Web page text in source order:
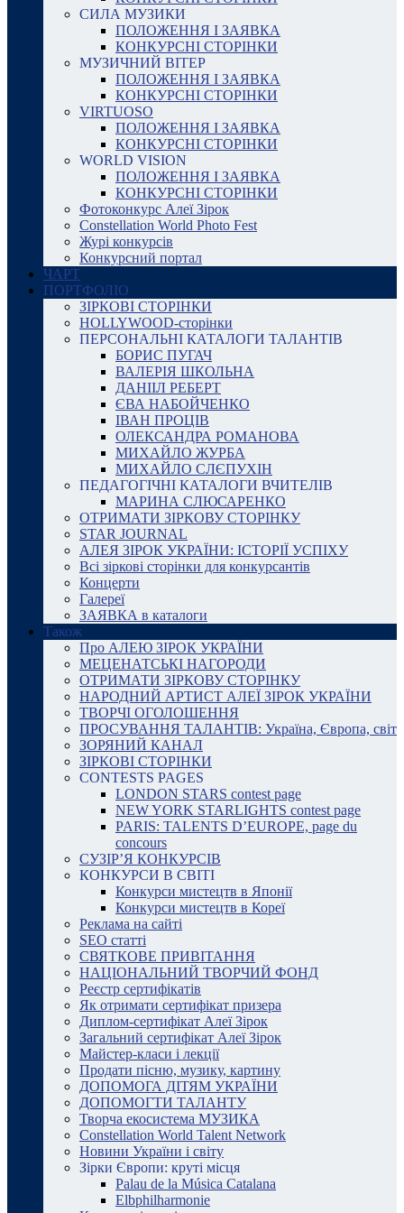
СИЛА МУЗИКИ
ПОЛОЖЕННЯ І ЗАЯВКА
КОНКУРСНІ СТОРІНКИ
МУЗИЧНИЙ ВІТЕР
ПОЛОЖЕННЯ І ЗАЯВКА
КОНКУРСНІ СТОРІНКИ
VIRTUOSO
ПОЛОЖЕННЯ І ЗАЯВКА
КОНКУРСНІ СТОРІНКИ
WORLD VISION
ПОЛОЖЕННЯ І ЗАЯВКА
КОНКУРСНІ СТОРІНКИ
Фотоконкурс Алеї Зірок
Constellation World Photo Fest
Журі конкурсів
Конкурсний портал
ЧАРТ
ПОРТФОЛІО
ЗІРКОВІ СТОРІНКИ
HOLLYWOOD-сторінки
ПЕРСОНАЛЬНІ КАТАЛОГИ ТАЛАНТІВ
БОРИС ПУГАЧ
ВАЛЕРІЯ ШКОЛЬНА
ДАНІІЛ РЕБЕРТ
ЄВА НАБОЙЧЕНКО
ІВАН ПРОЦІВ
ОЛЕКСАНДРА РОМАНОВА
МИХАЙЛО ЖУРБА
МИХАЙЛО СЛЄПУХІН
ПЕДАГОГІЧНІ КАТАЛОГИ ВЧИТЕЛІВ
МАРИНА СЛЮСАРЕНКО
ОТРИМАТИ ЗІРКОВУ СТОРІНКУ
STAR JOURNAL
АЛЕЯ ЗІРОК УКРАЇНИ: ІСТОРІЇ УСПІХУ
Всі зіркові сторінки для конкурсантів
Концерти
Галереї
ЗАЯВКА в каталоги
Також
Про АЛЕЮ ЗІРОК УКРАЇНИ
МЕЦЕНАТСЬКІ НАГОРОДИ
ОТРИМАТИ ЗІРКОВУ СТОРІНКУ
НАРОДНИЙ АРТИСТ АЛЕЇ ЗІРОК УКРАЇНИ
ТВОРЧІ ОГОЛОШЕННЯ
ПРОСУВАННЯ ТАЛАНТІВ: Україна, Європа, світ
ЗОРЯНИЙ КАНАЛ
ЗІРКОВІ СТОРІНКИ
CONTESTS PAGES
LONDON STARS contest page
NEW YORK STARLIGHTS contest page
PARIS: TALENTS D’EUROPE, page du
concours
СУЗІР’Я КОНКУРСІВ
КОНКУРСИ В СВІТІ
Конкурси мистецтв в Японії
Конкурси мистецтв в Кореї
Реклама на сайті
SEO статті
СВЯТКОВЕ ПРИВІТАННЯ
НАЦІОНАЛЬНИЙ ТВОРЧИЙ ФОНД
Реєстр сертифікатів
Як отримати сертифікат призера
Диплом-сертифікат Алеї Зірок
Загальний сертифікат Алеї Зірок
Майстер-класи і лекції
Продати пісню, музику, картину
ДОПОМОГА ДІТЯМ УКРАЇНИ
ДОПОМОГТИ ТАЛАНТУ
Творча екосистема МУЗИКА
Constellation World Talent Network
Новини України і світу
Зірки Європи: круті місця
Palau de la Música Catalana
Elbphilharmonie